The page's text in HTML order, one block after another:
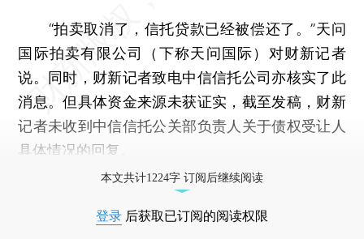
“拍卖取消了，信托贷款已经被偿还了。”天问
国际拍卖有限公司（下称天问国际）对财新记者
说。同时，财新记者致电中信信托公司亦核实了此
消息。但具体资金来源未获证实，截至发稿，财新
记者未收到中信信托公关部负责人关于债权受让人
具体情况的回复。
本文共计1224字 订阅后继续阅读
登录 后获取已订阅的阅读权限